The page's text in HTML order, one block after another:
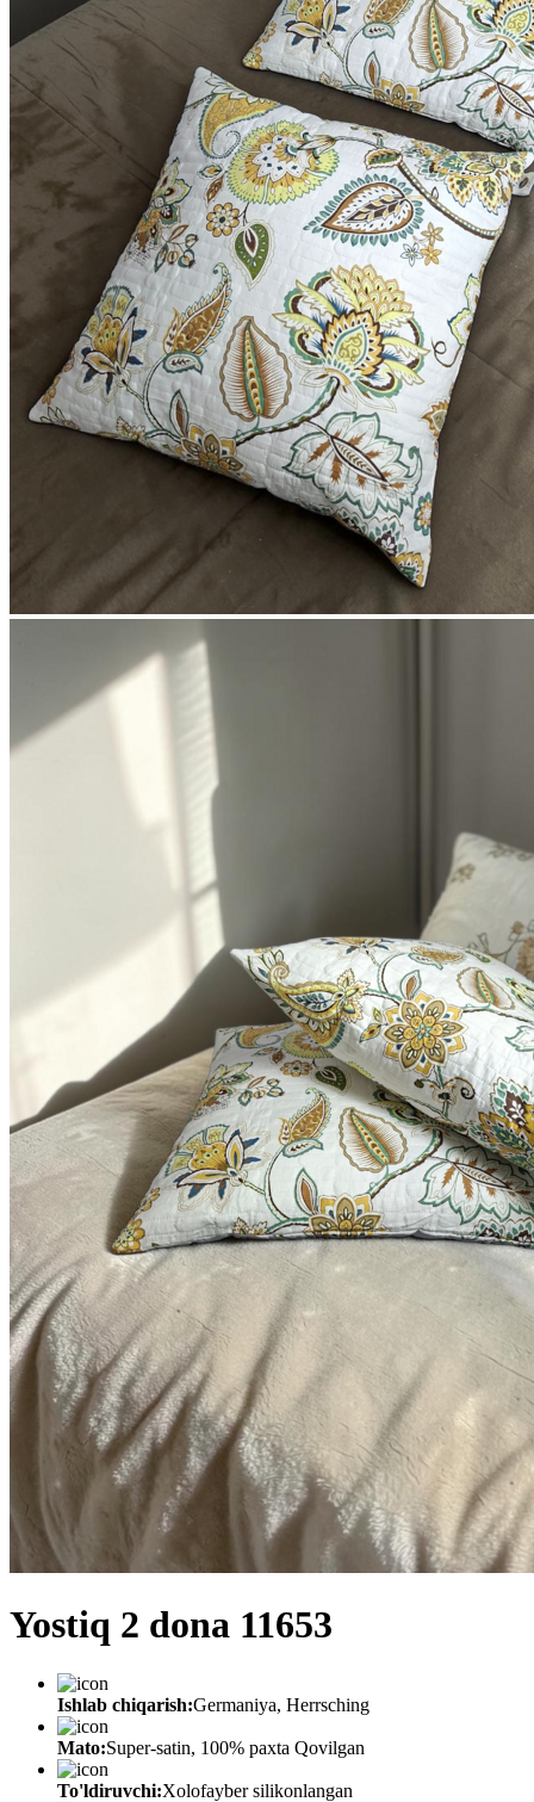
Yostiq 2 dona 11653
Ishlab chiqarish:Germaniya, Herrsching
Mato:Super-satin, 100% paxta Qovilgan
To'ldiruvchi:Xolofayber silikonlangan